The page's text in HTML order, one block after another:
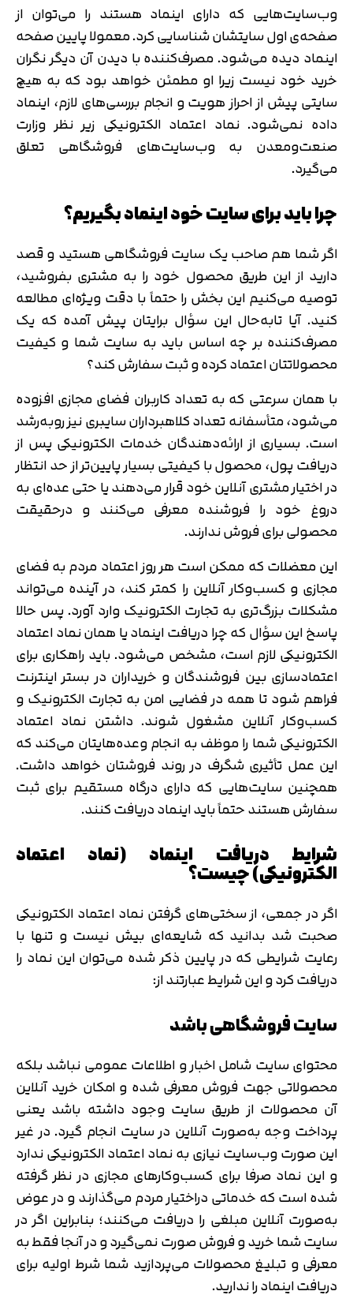
وب‌سایت‌هایی که دارای اینماد هستند را می‌توان از
صفحه‌ی اول سایتشان شناسایی کرد. معمولا پایین صفحه
اینماد دیده می‌شود. مصرف‌کننده با دیدن آن دیگر نگران
خرید خود نیست زیرا او مطمئن خواهد بود که به هیچ
سایتی پیش‌ از احراز هویت و انجام بررسی‌های لازم، اینماد
داده‌ نمی‌شود. نماد اعتماد الکترونیکی زیر نظر وزارت
صنعت‌ومعدن به وب‌سایت‌های فروشگاهی تعلق
می‌گیرد.
چرا باید برای سایت خود اینماد بگیریم؟
اگر شما هم صاحب یک سایت فروشگاهی هستید و قصد
دارید از این طریق محصول خود را به مشتری بفروشید،
توصیه می‌کنیم این بخش را حتماً با دقت ویژه‌ای مطالعه
کنید. آیا تابه‌حال این سؤال برایتان پیش آمده که یک
مصرف‌کننده بر چه اساس باید به سایت شما و کیفیت
محصولاتتان اعتماد کرده و ثبت سفارش کند؟
با همان سرعتی که به تعداد کاربران فضای مجازی افزوده
می‌شود، متأسفانه تعداد کلاهبرداران سایبری نیز روبه‌رشد
است. بسیاری از ارائه‌دهندگان خدمات الکترونیکی پس از
دریافت پول، محصول با کیفیتی بسیار پایین‌تر از حد انتظار
در اختیار مشتری آنلاین خود قرار می‌دهند یا حتی عده‌ای به
دروغ خود را فروشنده معرفی می‌کنند و درحقیقت
محصولی برای فروش ندارند.
این معضلات که ممکن است هر روز اعتماد مردم به فضای
مجازی و کسب‌وکار آنلاین را کمتر کند، در آینده می‌تواند
مشکلات بزرگ‌تری به تجارت الکترونیک وارد آورد. پس حالا
پاسخ این سؤال که چرا دریافت اینماد یا همان نماد اعتماد
الکترونیکی لازم است، مشخص می‌شود. باید راهکاری برای
اعتمادسازی بین فروشندگان و خریداران در بستر اینترنت
فراهم شود تا همه در فضایی امن به تجارت الکترونیک و
کسب‌وکار آنلاین مشغول شوند. داشتن نماد اعتماد
الکترونیکی شما را موظف به انجام وعده‌هایتان می‌کند که
این عمل تأثیری شگرف در روند فروشتان خواهد داشت.
همچنین سایت‌هایی که دارای درگاه مستقیم برای ثبت
سفارش هستند حتماً باید اینماد دریافت کنند.
شرایط دریافت اینماد (نماد اعتماد
الکترونیکی) چیست؟
اگر در جمعی، از سختی‌های گرفتن نماد اعتماد الکترونیکی
صحبت شد بدانید که شایعه‌ای بیش نیست و تنها با
رعایت شرایطی که در پایین ذکر شده می‌توان این نماد را
دریافت کرد و این شرایط عبارتند از:
سایت فروشگاهی باشد
محتوای‌ سایت شامل اخبار و اطلاعات‌ عمومی نباشد بلکه
محصولاتی جهت فروش معرفی شده و امکان خرید آنلاین
آن‌ محصولات از طریق سایت وجود‌ داشته‌ باشد یعنی
پرداخت وجه به‌صورت آنلاین در سایت انجام گیرد. در غیر
این صورت وب‌سایت نیازی به نماد اعتماد الکترونیکی ندارد
و این نماد صرفا برای کسب‌وکارهای مجازی در نظر گرفته‌
شده‌ است که خدماتی دراختیار مردم می‌گذارند و در عوض
به‌صورت آنلاین مبلغی را دریافت می‌کنند؛ بنابراین اگر در
سایت شما خرید و فروش صورت نمی‌گیرد و در آنجا فقط به
معرفی و تبلیغ محصولات می‌پردازید شما شرط‌‌‌‌‌ ‌اولیه برای
دریافت اینماد را ندارید.